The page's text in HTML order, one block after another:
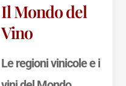
Il Mondo del
Vino
Le regioni vinicole e i